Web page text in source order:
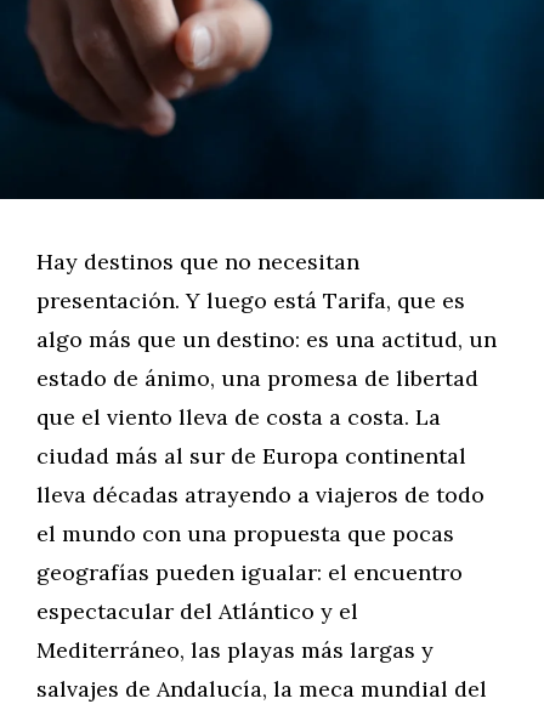
Hay destinos que no necesitan
presentación. Y luego está Tarifa, que es
algo más que un destino: es una actitud, un
estado de ánimo, una promesa de libertad
que el viento lleva de costa a costa. La
ciudad más al sur de Europa continental
lleva décadas atrayendo a viajeros de todo
el mundo con una propuesta que pocas
geografías pueden igualar: el encuentro
espectacular del Atlántico y el
Mediterráneo, las playas más largas y
salvajes de Andalucía, la meca mundial del